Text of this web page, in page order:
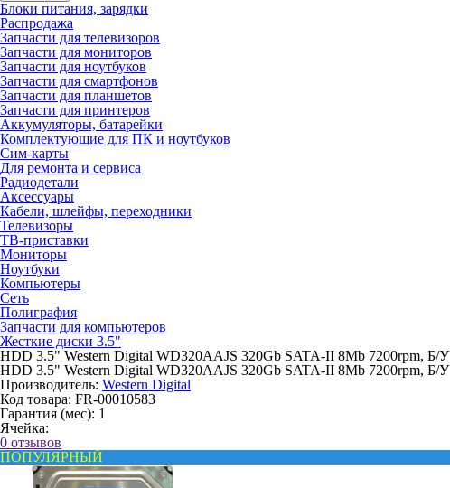
Блоки питания, зарядки
Распродажа
Запчасти для телевизоров
Запчасти для мониторов
Запчасти для ноутбуков
Запчасти для смартфонов
Запчасти для планшетов
Запчасти для принтеров
Аккумуляторы, батарейки
Комплектующие для ПК и ноутбуков
Сим-карты
Для ремонта и сервиса
Радиодетали
Аксессуары
Кабели, шлейфы, переходники
Телевизоры
ТВ-приставки
Мониторы
Ноутбуки
Компьютеры
Сеть
Полиграфия
Запчасти для компьютеров
Жесткие диски 3.5"
HDD 3.5" Western Digital WD320AAJS 320Gb SATA-II 8Mb 7200rpm, Б/У
HDD 3.5" Western Digital WD320AAJS 320Gb SATA-II 8Mb 7200rpm, Б/У
Производитель: Western Digital
Код товара: FR-00010583
Гарантия (мес): 1
Ячейка:
0 отзывов
ПОПУЛЯРНЫЙ